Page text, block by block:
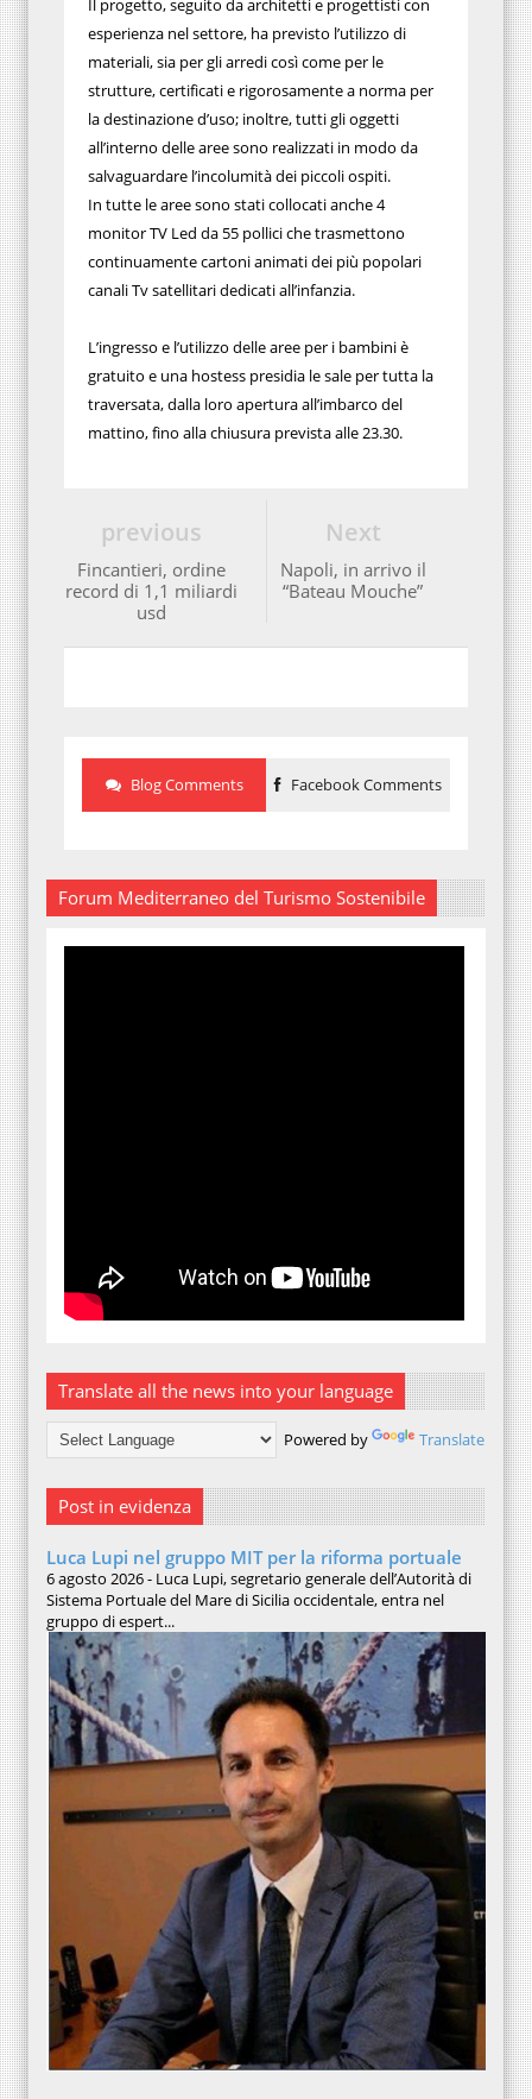
Il progetto, seguito da architetti e progettisti con
esperienza nel settore, ha previsto l’utilizzo di
materiali, sia per gli arredi così come per le
strutture, certificati e rigorosamente a norma per
la destinazione d’uso; inoltre, tutti gli oggetti
all’interno delle aree sono realizzati in modo da
salvaguardare l’incolumità dei piccoli ospiti.
In tutte le aree sono stati collocati anche 4
monitor TV Led da 55 pollici che trasmettono
continuamente cartoni animati dei più popolari
canali Tv satellitari dedicati all’infanzia.
L’ingresso e l’utilizzo delle aree per i bambini è
gratuito e una hostess presidia le sale per tutta la
traversata, dalla loro apertura all’imbarco del
mattino, fino alla chiusura prevista alle 23.30.
Next
Napoli, in arrivo il
“Bateau Mouche”
previous
Fincantieri, ordine
record di 1,1 miliardi
usd
Blog Comments Facebook Comments
Forum Mediterraneo del Turismo Sostenibile
Translate all the news into your language
Powered by Translate
Post in evidenza
Luca Lupi nel gruppo MIT per la riforma portuale
6 agosto 2026 - Luca Lupi, segretario generale dell’Autorità di
Sistema Portuale del Mare di Sicilia occidentale, entra nel
gruppo di espert...